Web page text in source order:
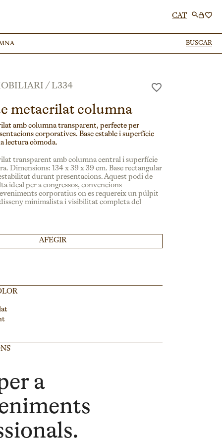
CAT
BUSCAR
BUSCAR
/ L334
metacrilat columna
amb columna transparent, perfecte per
corporatives. Base estable i superfície
lectura còmoda.
transparent amb columna central i superfície
Dimensions: 134 x 39 x 39 cm. Base rectangular
durant presentacions. Aquest podi de
ideal per a congressos, convencions
corporatius on es requereix un púlpit
minimalista i visibilitat completa del
AFEGIR
a